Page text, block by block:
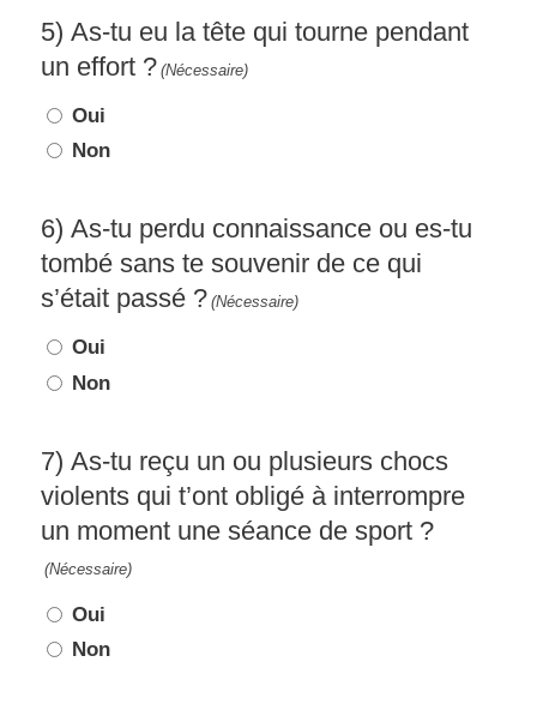
5) As-tu eu la tête qui tourne pendant
un effort ? (Nécessaire)
Oui
Non
6) As-tu perdu connaissance ou es-tu
tombé sans te souvenir de ce qui
s’était passé ? (Nécessaire)
Oui
Non
7) As-tu reçu un ou plusieurs chocs
violents qui t’ont obligé à interrompre
un moment une séance de sport ?
(Nécessaire)
Oui
Non